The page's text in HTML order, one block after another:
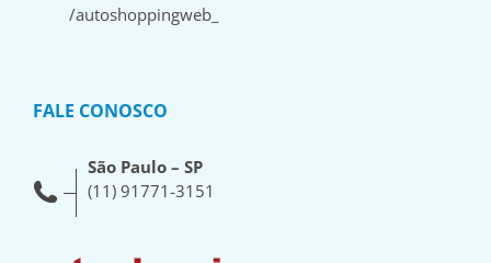
/autoshoppingweb_
FALE CONOSCO
São Paulo – SP
(11) 91771-3151